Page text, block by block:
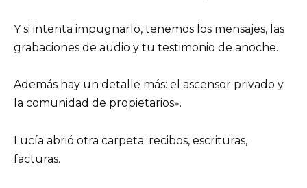
Y si intenta impugnarlo, tenemos los mensajes, las
grabaciones de audio y tu testimonio de anoche.
Además hay un detalle más: el ascensor privado y
la comunidad de propietarios».
Lucía abrió otra carpeta: recibos, escrituras,
facturas.